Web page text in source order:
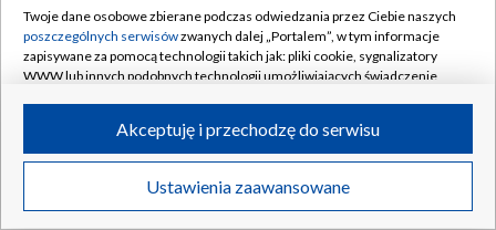
Twoje dane osobowe zbierane podczas odwiedzania przez Ciebie naszych
poszczególnych serwisówzwanych dalej „Portalem”, w tym informacje
zapisywane za pomocą technologii takich jak: pliki cookie, sygnalizatory
WWW lub innych podobnych technologii umożliwiających świadczenie
ruchu w Internecie.
Twoje dane osobowe zbierane podczas odwiedzania przez Ciebie
poszczególnych serwisówna Portalu, takie jak adresy IP, identyfikatory
Ustawienia zaawansowane
Akceptuję i przechodzę do serwisu